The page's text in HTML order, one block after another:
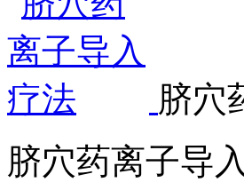
脐穴
脐穴药离子导